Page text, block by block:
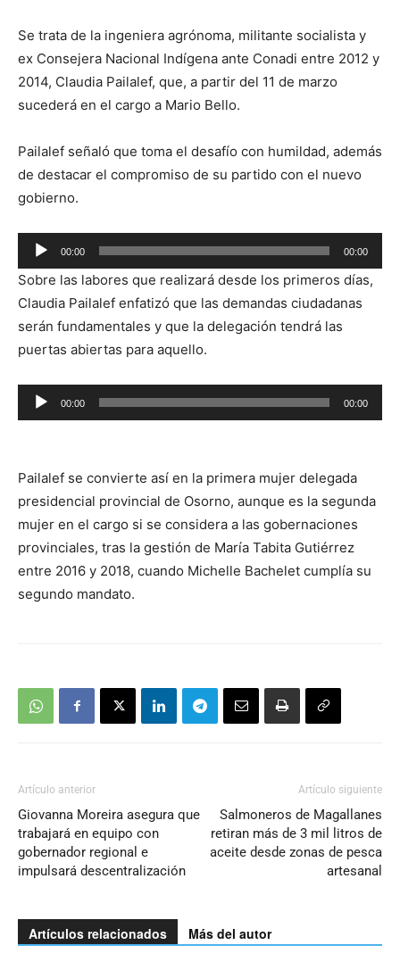
Se trata de la ingeniera agrónoma, militante socialista y
ex Consejera Nacional Indígena ante Conadi entre 2012 y
2014, Claudia Pailalef, que, a partir del 11 de marzo
sucederá en el cargo a Mario Bello.
Pailalef señaló que toma el desafío con humildad, además
de destacar el compromiso de su partido con el nuevo
gobierno.
Reproductor
de
audio
00:00 00:00
Sobre las labores que realizará desde los primeros días,
Claudia Pailalef enfatizó que las demandas ciudadanas
serán fundamentales y que la delegación tendrá las
puertas abiertas para aquello.
Reproductor
de
00:00 00:00
Pailalef se convierte así en la primera mujer delegada
presidencial provincial de Osorno, aunque es la segunda
mujer en el cargo si se considera a las gobernaciones
provinciales, tras la gestión de María Tabita Gutiérrez
entre 2016 y 2018, cuando Michelle Bachelet cumplía su
segundo mandato.
Artículo anterior
Giovanna Moreira asegura que
trabajará en equipo con
gobernador regional e
impulsará descentralización
Artículo siguiente
Salmoneros de Magallanes
retiran más de 3 mil litros de
aceite desde zonas de pesca
artesanal
Artículos relacionados Más del autor